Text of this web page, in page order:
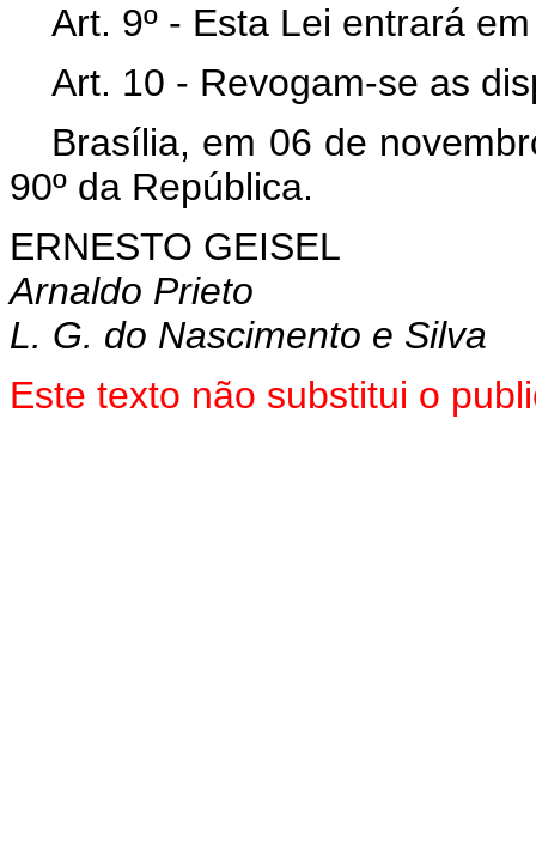
Art. 9º - Esta Lei entrará
Art. 10 - Revogam-se as
Brasília, em 06 de
90º da República.
ERNESTO GEISEL
Arnaldo Prieto
L. G. do Nascimento e Silva
Este texto não substitui o